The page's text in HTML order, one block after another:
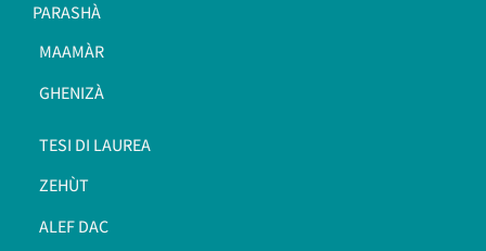
PARASHÀ
MAAMÀR
GHENIZÀ
TESI DI LAUREA
ZEHÙT
ALEF DAC